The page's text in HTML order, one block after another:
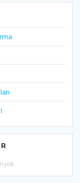
yok.